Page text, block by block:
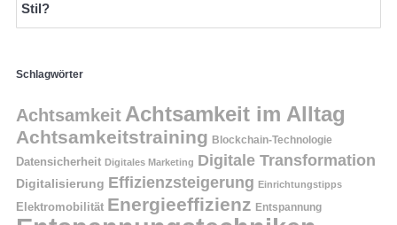
Stil?
Schlagwörter
Achtsamkeit Achtsamkeit im Alltag
Achtsamkeitstraining Blockchain-Technologie
Datensicherheit Digitales Marketing Digitale Transformation
Digitalisierung Effizienzsteigerung Einrichtungstipps
Elektromobilität Energieeffizienz Entspannung